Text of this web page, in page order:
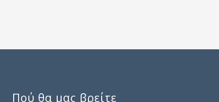
Πού θα μας βρείτε